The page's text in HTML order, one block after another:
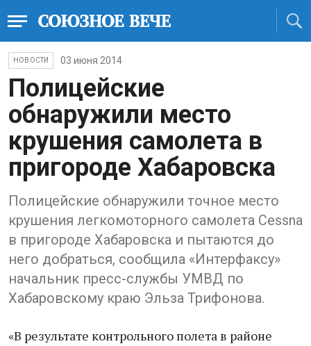
НОВОСТИ 03 июня 2014
Полицейские
обнаружили место
крушения самолета в
пригороде Хабаровска
Полицейские обнаружили точное место
крушения легкомоторного самолета Cessna
в пригороде Хабаровска и пытаются до
него добраться, сообщила «Интерфаксу»
начальник пресс-службы УМВД по
Хабаровскому краю Эльза Трифонова.
«В результате контрольного полета в районе